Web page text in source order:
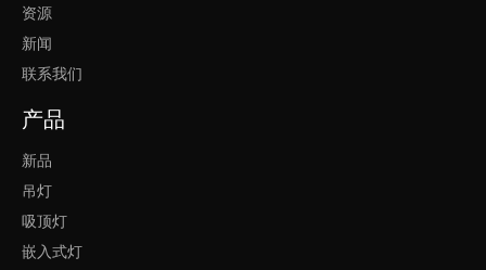
资源
新闻
联系我们
产品
新品
吊灯
吸顶灯
嵌入式灯